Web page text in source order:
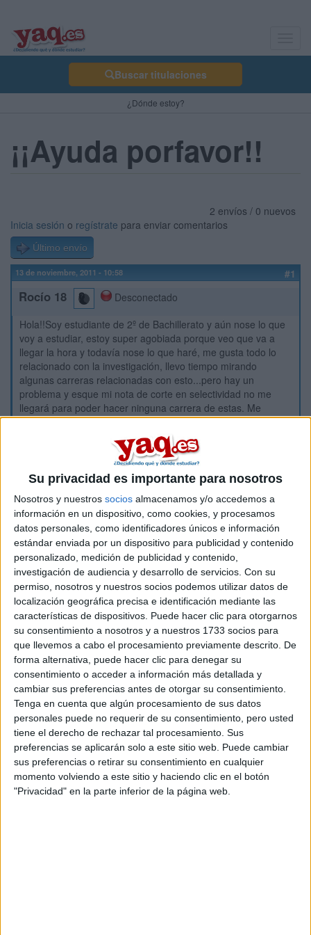
Su privacidad es importante para nosotros
Nosotros y nuestros socios almacenamos y/o accedemos a
información en un dispositivo, como cookies, y procesamos
datos personales, como identificadores únicos e información
estándar enviada por un dispositivo para publicidad y contenido
personalizado, medición de publicidad y contenido,
investigación de audiencia y desarrollo de servicios. Con su
permiso, nosotros y nuestros socios podemos utilizar datos de
localización geográfica precisa e identificación mediante las
características de dispositivos. Puede hacer clic para otorgarnos
su consentimiento a nosotros y a nuestros 1733 socios para
que llevemos a cabo el procesamiento previamente descrito. De
forma alternativa, puede hacer clic para denegar su
consentimiento o acceder a información más detallada y
cambiar sus preferencias antes de otorgar su consentimiento.
Tenga en cuenta que algún procesamiento de sus datos
personales puede no requerir de su consentimiento, pero usted
tiene el derecho de rechazar tal procesamiento. Sus
preferencias se aplicarán solo a este sitio web. Puede cambiar
sus preferencias o retirar su consentimiento en cualquier
momento volviendo a este sitio y haciendo clic en el botón
"Privacidad" en la parte inferior de la página web.
Buscar titulaciones
¿Dónde estoy?
¡¡Ayuda porfavor!!
2 envíos / 0 nuevos
Inicia sesión o regístrate para enviar comentarios
Último envío
13 de noviembre, 2011 - 10:58 #1
Rocío 18
Desconectado
Hola!!Soy estudiante de 2º de Bachillerato y aún nose lo que
voy a estudiar, estoy super agobiada porque veo que va a
llegar la hora y todavía nose lo que haré, me gusta todo lo
relacionado con la investigación, llevo tiempo mirando
algunas carreras relacionadas con esto...pero hay un
problema y esque mi nota de corte en selectividad no me
llegará para poder hacer ninguna carrera de estas. Me
gustaría que alguien me ayudara, si alguien me puede dar
información sobre algo que he visto y es algo que se llama
ANATOMÍA PATOLÓGICA, he leido algo sobre esto y me
parece interesante pero nose como puedo llegar a estudiar
esto, nose si tiene que ser obligatoriamente estudiando una
gustaría estudiar carrera, prefiero un módulo. AYUDARME
PORFAVOR!!!
Inicio
Etiquetas: Vuestras sugerencias